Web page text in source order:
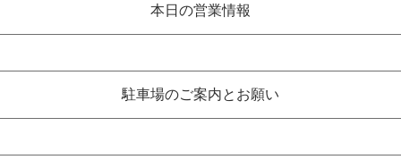
本日の営業情報
駐車場のご案内とお願い